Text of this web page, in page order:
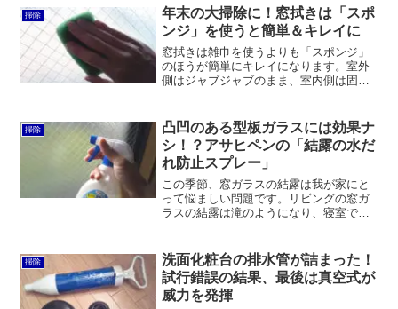
掃除
年末の大掃除に！窓拭きは「スポ
ンジ」を使うと簡単＆キレイに
窓拭きは雑巾を使うよりも「スポンジ」
のほうが簡単にキレイになります。室外
側はジャブジャブのまま、室内側は固く
す。
掃除
凸凹のある型板ガラスには効果ナ
シ！？アサヒペンの「結露の水だ
れ防止スプレー」
この季節、窓ガラスの結露は我が家にと
って悩ましい問題です。リビングの窓ガ
ラスの結露は滝のようになり、寝室では
ん、今まで無策だったわけではありませ
ん。いろいろと結露防止グッ...
掃除
洗面化粧台の排水管が詰まった！
試行錯誤の結果、最後は真空式が
威力を発揮